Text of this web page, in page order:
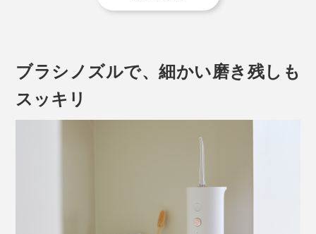
150ml）を注いでセットしたら、
1. 口のなかにノズルを入れて、電源オン。
2. 歯周ポケットや歯間を狙って、ジェット水流を当てて
ド・マッサージ洗浄モードの場合）。
水流の強さは、あなたの口内環境に合せて、3種類から
ブラシノズルで、細かい磨き残しも
スッキリ